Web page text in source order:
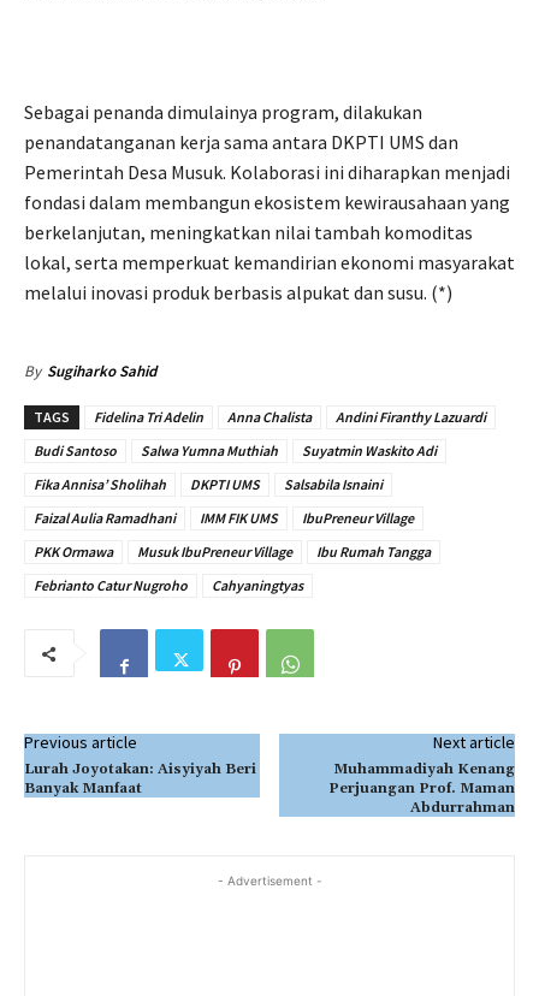
Sebagai penanda dimulainya program, dilakukan
penandatanganan kerja sama antara DKPTI UMS dan
Pemerintah Desa Musuk. Kolaborasi ini diharapkan menjadi
fondasi dalam membangun ekosistem kewirausahaan yang
berkelanjutan, meningkatkan nilai tambah komoditas
lokal, serta memperkuat kemandirian ekonomi masyarakat
melalui inovasi produk berbasis alpukat dan susu. (*)
By Sugiharko Sahid
TAGS Fidelina Tri Adelin Anna Chalista
Andini Firanthy Lazuardi
Budi Santoso
Salwa Yumna Muthiah
Suyatmin Waskito Adi
Fika Annisa’ Sholihah
DKPTI UMS
Salsabila Isnaini
Faizal Aulia Ramadhani
IMM FIK UMS
IbuPreneur Village
PKK Ormawa
Musuk IbuPreneur Village
Ibu Rumah Tangga
Febrianto Catur Nugroho
Cahyaningtyas
Previous article
Lurah Joyotakan: Aisyiyah Beri
Banyak Manfaat
Next article
Muhammadiyah Kenang
Perjuangan Prof. Maman
Abdurrahman
- Advertisement -